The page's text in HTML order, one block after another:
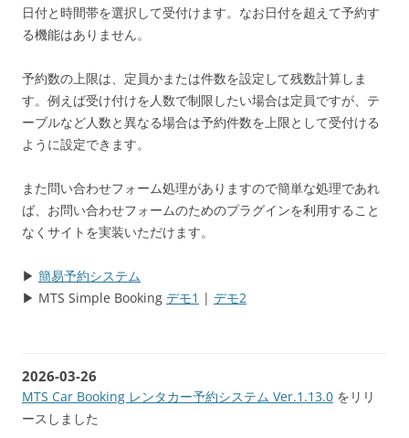
日付と時間帯を選択して受付けます。なお日付を超えて予約す
る機能はありません。
予約数の上限は、定員かまたは件数を設定して残数計算しま
す。例えば受け付けを人数で制限したい場合は定員ですが、テ
ーブルなど人数と異なる場合は予約件数を上限として受付ける
ように設定できます。
また問い合わせフォーム処理がありますので簡単な処理であれ
ば、お問い合わせフォームのためのプラグインを利用すること
なくサイトを実装いただけます。
▶ 簡易予約システム
▶ MTS Simple Booking デモ1 | デモ2
2026-03-26
MTS Car Booking レンタカー予約システム Ver.1.13.0 をリリ
ースしました